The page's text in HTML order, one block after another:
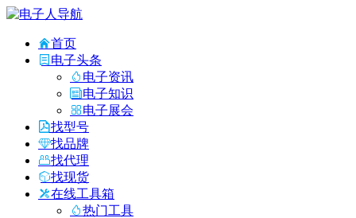
首页
电子头条
电子资讯
电子知识
电子展会
找型号
找品牌
找代理
找现货
在线工具箱
热门工具